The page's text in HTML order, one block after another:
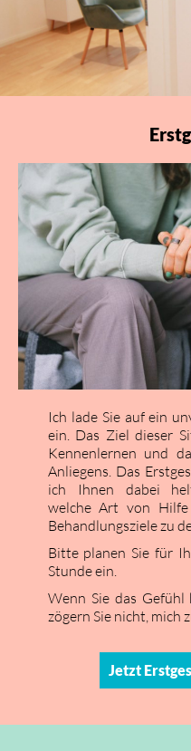
Ich lade Sie auf ein
ein. Das Ziel dieser
Kennenlernen und
Anliegens. Das
ich Ihnen dabei
welche Art von
Behandlungsziele zu
Bitte planen Sie für
Stunde ein.
Wenn Sie das
zögern Sie nicht, mich
Jetzt